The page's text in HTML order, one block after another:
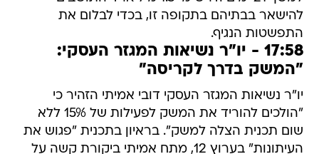
להישאר בבתיהם בתקופה זו, בכדי לבלום את
התפשטות הנגיף.
17:58 - יו"ר נשיאות המגזר העסקי:
"המשק בדרך לקריסה"
יו"ר נשיאות המגזר העסקי דובי אמיתי הזהיר כי
"הולכים להוריד את המשק לפעילות של 15% ללא
שום תכנית הצלה למשק". בראיון בתכנית "פגוש את
העיתונות" בערוץ 12, מתח אמיתי ביקורת קשה על